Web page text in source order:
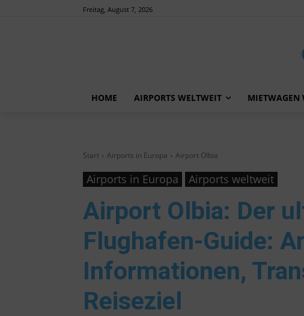
Freitag, August 7, 2026
HOME AIRPORTS WELTWEIT MIETWAGEN
Start Airports in Europa Airport Olbia
Airports in Europa Airports weltweit
Airport Olbia: Der
Flughafen-Guide:
Informationen,
Reiseziel